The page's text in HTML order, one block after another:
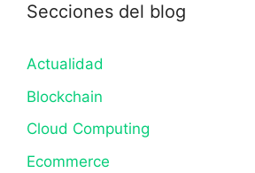
Secciones del blog
Actualidad
Blockchain
Cloud Computing
Ecommerce